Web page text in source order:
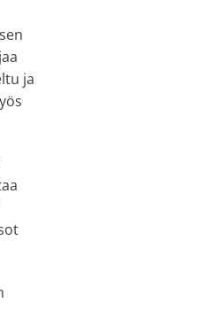
ja